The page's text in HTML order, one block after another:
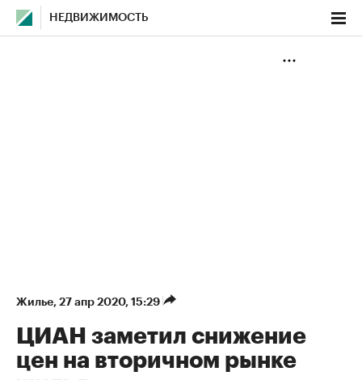
НЕДВИЖИМОСТЬ
Жилье⁠, 27 апр 2020, 15:29
ЦИАН заметил снижение
цен на вторичном рынке